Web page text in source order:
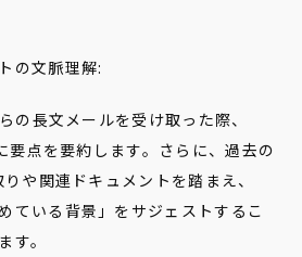
の文脈理解:
の長文メールを受け取った際、
点を要約します。さらに、過去の
や関連ドキュメントを踏まえ、
ている背景」をサジェストするこ
す。